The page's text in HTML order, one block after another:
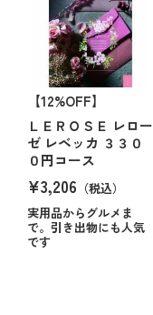
【12%OFF】
ＬＥＲＯＳＥ レロー
ゼ レベッカ ３３０
０円コース
¥3,206 （税込）
実用品からグルメま
で。引き出物にも人気
です